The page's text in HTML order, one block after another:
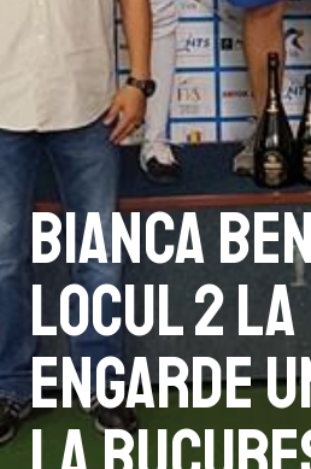
Bianca
locul 2 la
Engarde